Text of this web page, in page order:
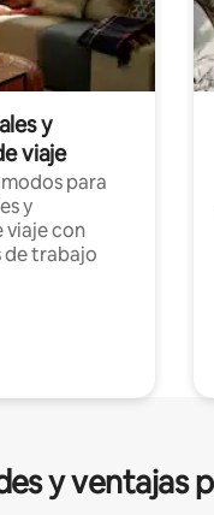
y
viaje
para
y
viaje con
de trabajo
y ventajas